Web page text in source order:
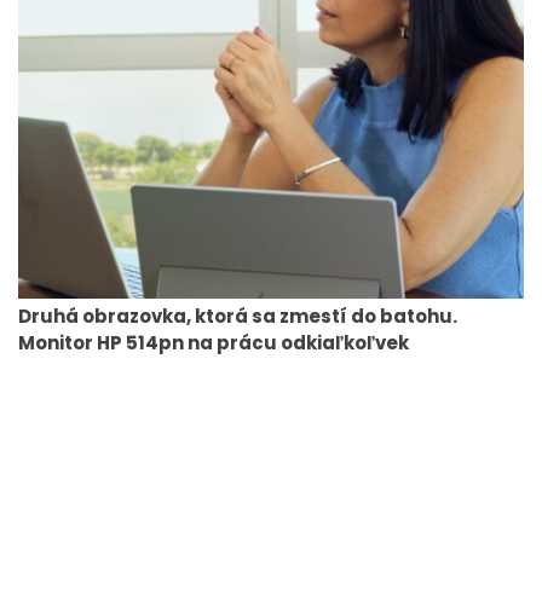
Druhá obrazovka, ktorá sa zmestí do batohu.
Monitor HP 514pn na prácu odkiaľkoľvek